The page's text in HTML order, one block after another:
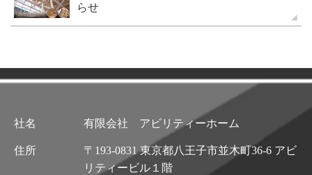
らせ
社名 有限会社 アビリティーホーム
住所
〒193-0831 東京都八王子市並木町36-6 アビ
リティービル１階